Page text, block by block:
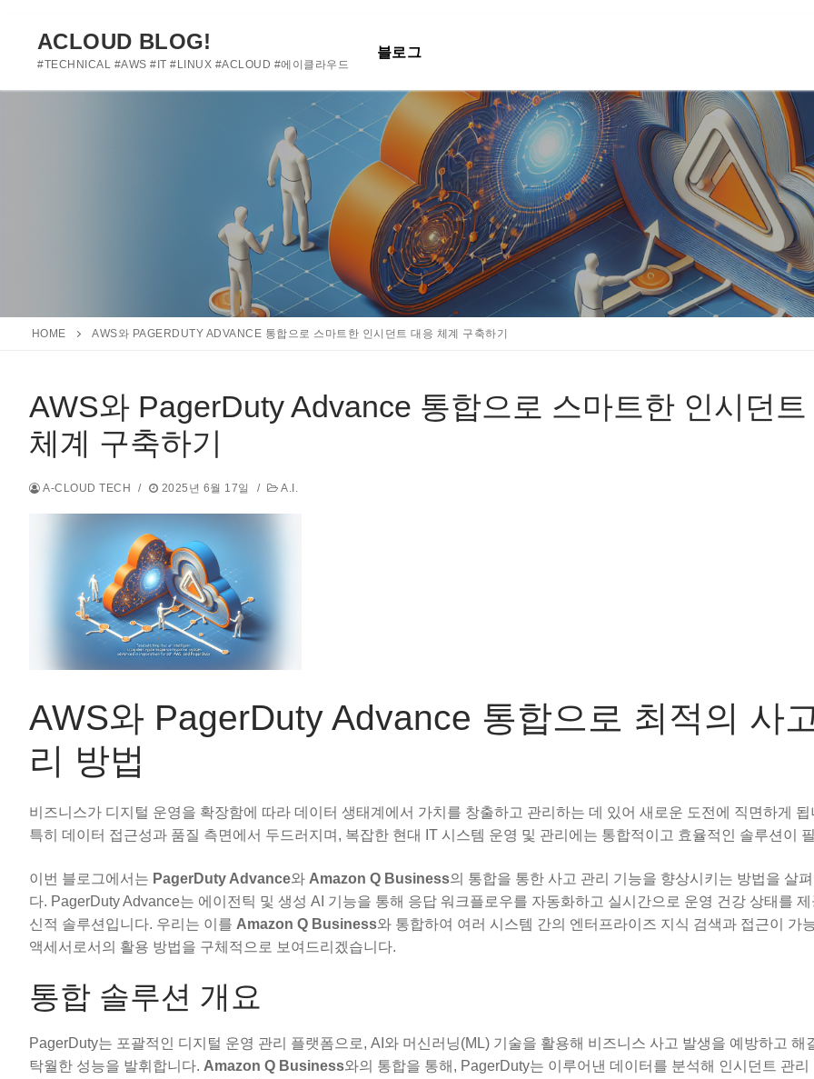
ACLOUD BLOG!
#TECHNICAL #AWS #IT #LINUX #ACLOUD #에이클라우드
블로그
검색 :
HOME AWS와 PAGERDUTY ADVANCE 통합으로 스마트한 인시던트 대응 체계 구축하기
AWS와 PagerDuty Advance 통합으로 스마트한 인시던
체계 구축하기
A-CLOUD TECH / 2025년 6월 17일 / A.I.
AWS와 PagerDuty Advance 통합으로 최적의 사
리 방법
비즈니스가 디지털 운영을 확장함에 따라 데이터 생태계에서 가치를 창출하고 관리하는 데 있어 새로운 도전에 직면하게 됩
특히 데이터 접근성과 품질 측면에서 두드러지며, 복잡한 현대 IT 시스템 운영 및 관리에는 통합적이고 효율적인 솔루션이
이번 블로그에서는 PagerDuty Advance와 Amazon Q Business의 통합을 통한 사고 관리 기능을 향상시키는 방법을 살
다. PagerDuty Advance는 에이전틱 및 생성 AI 기능을 통해 응답 워크플로우를 자동화하고 실시간으로 운영 건강 상태를
신적 솔루션입니다. 우리는 이를 Amazon Q Business와 통합하여 여러 시스템 간의 엔터프라이즈 지식 검색과 접근이 가
액세서로서의 활용 방법을 구체적으로 보여드리겠습니다.
통합 솔루션 개요
PagerDuty는 포괄적인 디지털 운영 관리 플랫폼으로, AI와 머신러닝(ML) 기술을 활용해 비즈니스 사고 발생을 예방하고 해
탁월한 성능을 발휘합니다. Amazon Q Business와의 통합을 통해, PagerDuty는 이루어낸 데이터를 분석해 인시던트 관리